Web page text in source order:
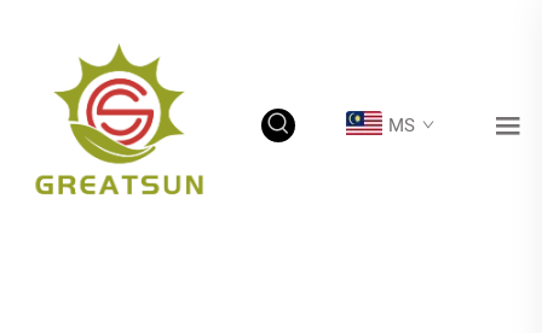
MS